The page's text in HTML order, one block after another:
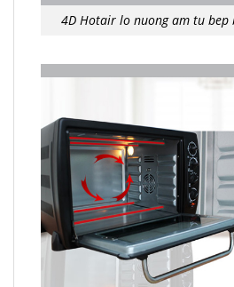
4D Hotair lo nuong am tu bep